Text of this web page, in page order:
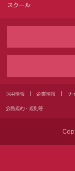
スクール
採用情報 企業情報 サ
会員規約・規則等